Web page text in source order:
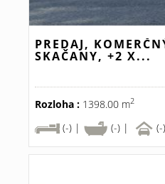
PREDAJ,
SKAČANY, +2 X...
Rozloha : 1398.00 m2
(-) |
(-) | (-)